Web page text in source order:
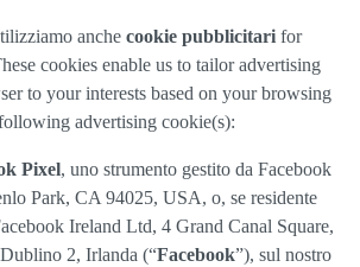
anche cookie pubblicitari for
cookies enable us to tailor advertising
to your interests based on your browsing
advertising cookie(s):
Pixel, uno strumento gestito da Facebook
Park, CA 94025, USA, o, se residente
Ireland Ltd, 4 Grand Canal Square,
2, Irlanda (“Facebook”), sul nostro